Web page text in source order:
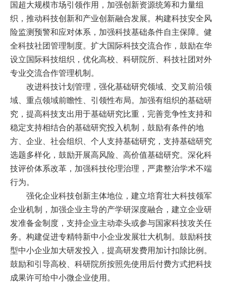
国超大规模市场引领作用，加强创新资源统筹和力量组
织，推动科技创新和产业创新融合发展。构建科技安全风
险监测预警和应对体系，加强科技基础条件自主保障。健
全科技社团管理制度。扩大国际科技交流合作，鼓励在华
设立国际科技组织，优化高校、科研院所、科技社团对外
专业交流合作管理机制。
改进科技计划管理，强化基础研究领域、交叉前沿领
域、重点领域前瞻性、引领性布局。加强有组织的基础研
究，提高科技支出用于基础研究比重，完善竞争性支持和
稳定支持相结合的基础研究投入机制，鼓励有条件的地
方、企业、社会组织、个人支持基础研究，支持基础研究
选题多样化，鼓励开展高风险、高价值基础研究。深化科
技评价体系改革，加强科技伦理治理，严肃整治学术不端
行为。
强化企业科技创新主体地位，建立培育壮大科技领军
企业机制，加强企业主导的产学研深度融合，建立企业研
发准备金制度，支持企业主动牵头或参与国家科技攻关任
务。构建促进专精特新中小企业发展壮大机制。鼓励科技
型中小企业加大研发投入，提高研发费用加计扣除比例。
鼓励和引导高校、科研院所按照先使用后付费方式把科技
成果许可给中小微企业使用。